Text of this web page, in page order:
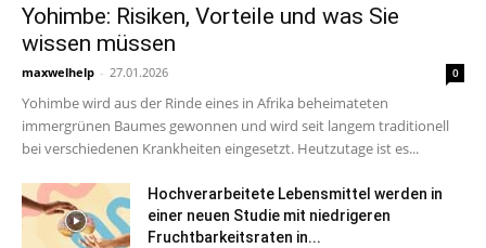
Yohimbe: Risiken, Vorteile und was Sie
wissen müssen
maxwelhelp - 27.01.2026 0
Yohimbe wird aus der Rinde eines in Afrika beheimateten
immergrünen Baumes gewonnen und wird seit langem traditionell
bei verschiedenen Krankheiten eingesetzt. Heutzutage ist es...
Hochverarbeitete Lebensmittel werden in
einer neuen Studie mit niedrigeren
Fruchtbarkeitsraten in...